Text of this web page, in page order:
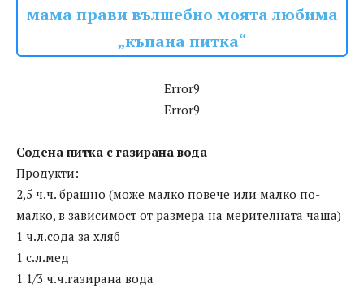
мама прави вълшебно моята любима
„къпана питка“
Error9
Error9
Содена питка с газирана вода
Продукти:
2,5 ч.ч. брашно (може малко повече или малко по-
малко, в зависимост от размера на мерителната чаша)
1 ч.л.сода за хляб
1 с.л.мед
1 1/3 ч.ч.газирана вода